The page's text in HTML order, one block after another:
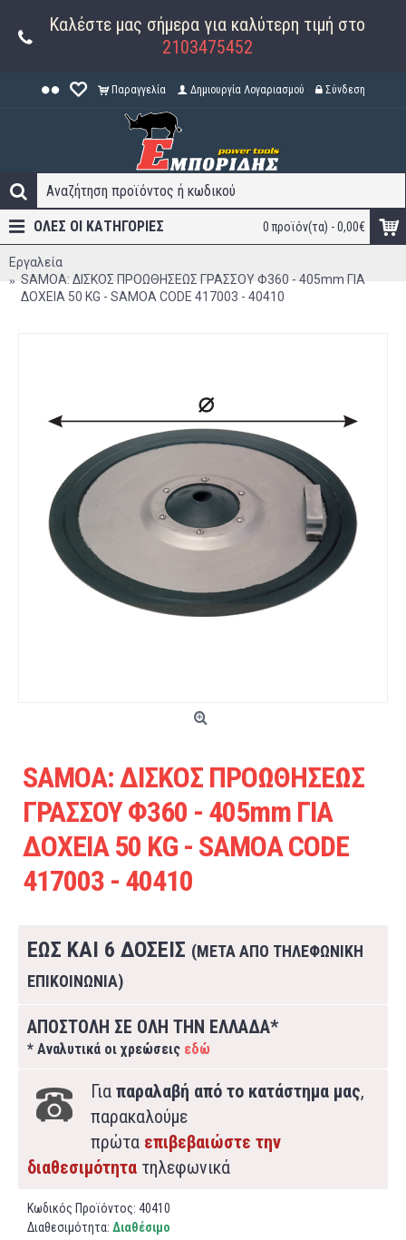
Καλέστε μας σήμερα για καλύτερη τιμή στο
2103475452
Παραγγελία Δημιουργία Λογαριασμού Σύνδεση
0 προϊόν(τα) - 0,00€
ΟΛΕΣ ΟΙ ΚΑΤΗΓΟΡΊΕΣ
Εργαλεία
SAMOA: ΔΙΣΚΟΣ ΠΡΟΩΘΗΣΕΩΣ ΓΡΑΣΣΟΥ Φ360 - 405mm ΓΙΑ
ΔΟΧΕΙΑ 50 KG - SAMOA CODE 417003 - 40410
SAMOA: ΔΙΣΚΟΣ ΠΡΟΩΘΗΣΕΩΣ
ΓΡΑΣΣΟΥ Φ360 - 405mm ΓΙΑ
ΔΟΧΕΙΑ 50 KG - SAMOA CODE
417003 - 40410
ΕΩΣ ΚΑΙ 6 ΔΟΣΕΙΣ (ΜΕΤΑ ΑΠΟ ΤΗΛΕΦΩΝΙΚΗ
ΕΠΙΚΟΙΝΩΝΙΑ)
ΑΠΟΣΤΟΛΗ ΣΕ ΟΛΗ ΤΗΝ ΕΛΛΑΔΑ*
* Αναλυτικά οι χρεώσεις εδώ
Για παραλαβή από το κατάστημα μας,
παρακαλούμε
πρώτα επιβεβαιώστε την
διαθεσιμότητα τηλεφωνικά
Κωδικός Προϊόντος: 40410
Διαθεσιμότητα: Διαθέσιμο